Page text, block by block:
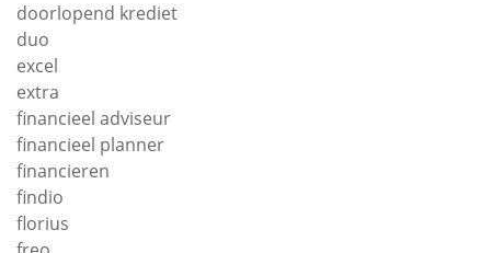
doorlopend krediet
duo
excel
extra
financieel adviseur
financieel planner
financieren
findio
florius